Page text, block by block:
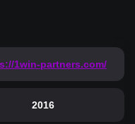
1win-partners.com/
2016